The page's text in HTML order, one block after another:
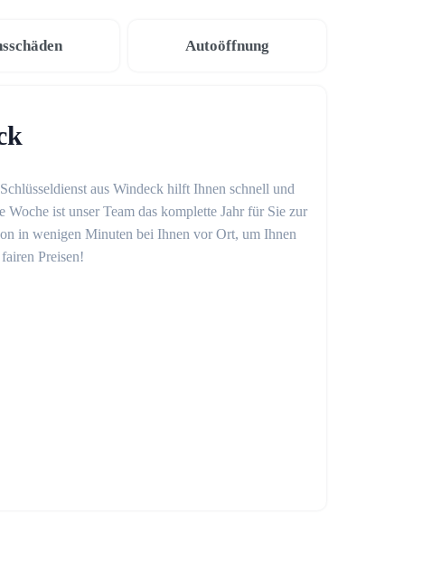
Autoöffnung
aus Windeck hilft Ihnen schnell und
ist unser Team das komplette Jahr für Sie zur
in wenigen Minuten bei Ihnen vor Ort, um Ihnen
Preisen!